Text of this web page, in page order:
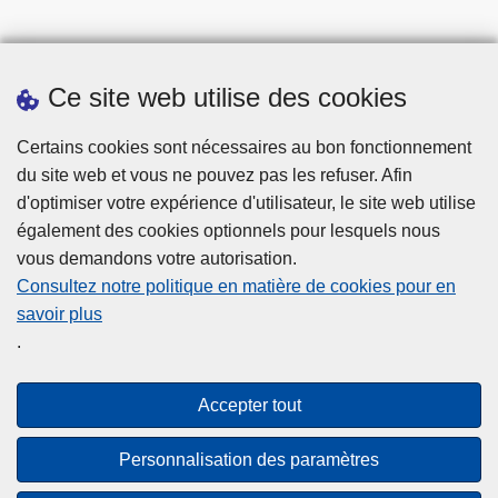
Ce site web utilise des cookies
Certains cookies sont nécessaires au bon fonctionnement
du site web et vous ne pouvez pas les refuser. Afin
d'optimiser votre expérience d'utilisateur, le site web utilise
également des cookies optionnels pour lesquels nous
vous demandons votre autorisation.
Consultez notre politique en matière de cookies pour en
savoir plus
.
Accepter tout
Personnalisation des paramètres
Téléchargements
Cookies
Accessibilité
© 2026 Police.be